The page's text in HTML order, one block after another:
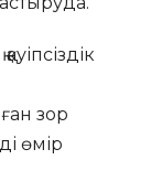
зор
өмір